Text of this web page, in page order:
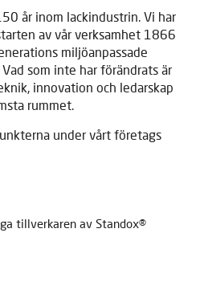
år inom lackindustrin. Vi har
av vår verksamhet 1866
miljöanpassade
som inte har förändrats är
innovation och ledarskap
rummet.
under vårt företags
tillverkaren av Standox®